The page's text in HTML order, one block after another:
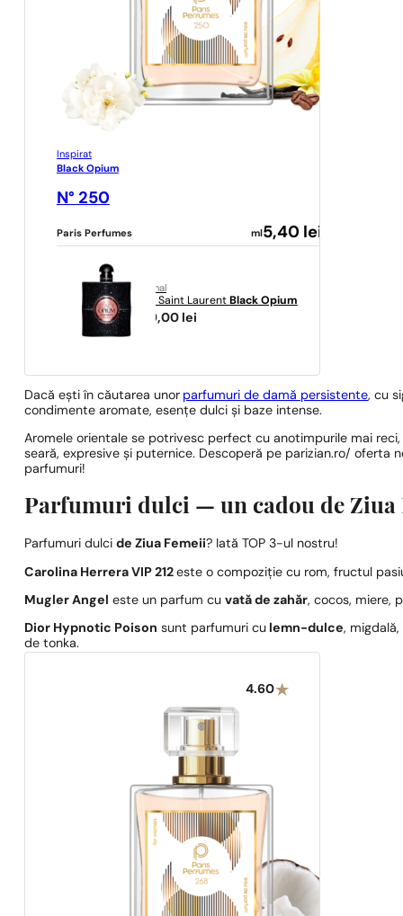
Inspirat
Black Opium
N° 250
Paris Perfumes ml 5,40 lei
original
Yves Saint Laurent Black Opium
349,00 lei
Dacă ești în căutarea unor parfumuri de damă persistente, cu
condimente aromate, esențe dulci și baze intense.
Aromele orientale se potrivesc perfect cu anotimpurile mai
seară, expresive și puternice. Descoperă pe parizian.ro/ oferta
parfumuri!
Parfumuri dulci — un cadou de Ziua
Parfumuri dulcide Ziua Femeii? Iată TOP 3-ul nostru!
Carolina Herrera VIP 212este o compoziție cu rom, fructul
Mugler Angel este un parfum cuvată de zahăr, cocos, miere,
Dior Hypnotic Poison sunt parfumuri cu lemn-dulce,
de tonka.
4.60